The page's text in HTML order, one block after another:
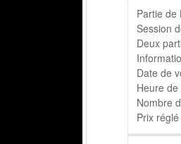
Partie de
Session
Deux
Date de
Heure
Nombre
Prix